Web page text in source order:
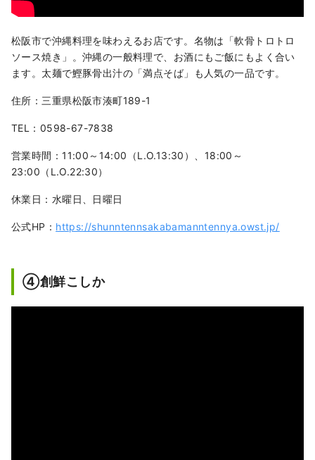
松阪市で沖縄料理を味わえるお店です。名物は「軟骨トロトロ
ソース焼き」。沖縄の一般料理で、お酒にもご飯にもよく合い
ます。太麺で鰹豚骨出汁の「満点そば」も人気の一品です。
住所：三重県松阪市湊町189-1
TEL：0598-67-7838
営業時間：11:00～14:00（L.O.13:30）、18:00～
23:00（L.O.22:30）
休業日：水曜日、日曜日
公式HP： https://shunntennsakabamanntennya.owst.jp/
④創鮮こしか